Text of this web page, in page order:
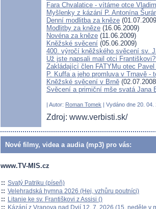
Fara Chvalatice - vítáme otce
Myšlenky z kázání P. Antonína
Denní modlitba za kněze
Modlitby za kněze (16.06.2009)
Novéna za kněze (11.06.2009)
Kněžské svěcení (05.06.2009)
400. výročí kněžského svěcení sv.
Už jste napsali mail otci
Zakládající člen FATYMu otec
P. Kuffa a jeho promluva v Trnavě -
Kněžské svěcení v Brně
Svěcení a primiční mše svatá Jana
| Autor: Roman Tomek | Vydáno dne 20.
Zdroj: www.verbisti.sk/
Nové filmy, videa a audia (mp3) pro vás:
www.TV-MIS.cz
:: Svatý Patriku (píseň)
:: Velehradská hymna 2026 (Hej, vzhůru poutníci)
:: Litanie ke sv. Františkovi z Assisi ()
:: Kázání z Vranova nad Dyjí 12. 7. 2026 (15. neděle v